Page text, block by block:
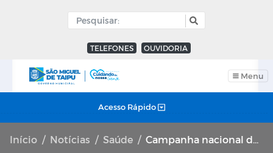
TELEFONES OUVIDORIA
Menu
Acesso Rápido
Início Notícias Saúde Campanha nacional de prevenção ao HIV, Aids e outras Infecções Sexualmente Transmissíveis (ISTs).